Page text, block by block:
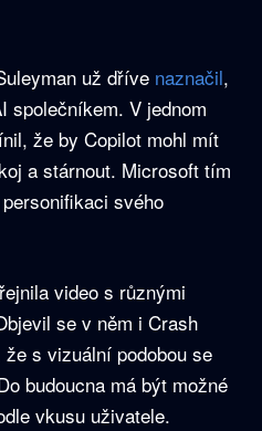
už dříve naznačil,
společníkem. V jednom
že by Copilot mohl mít
a stárnout. Microsoft tím
svého
video s různými
se v něm i Crash
s vizuální podobou se
budoucna má být možné
vkusu uživatele.